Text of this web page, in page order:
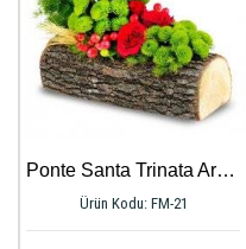
Ponte Santa Trinata Aranjmanı
Ürün Kodu: FM-21